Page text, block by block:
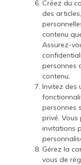
Créez du
des
contenu
Assurez-
personnes
contenu.
Invitez des
personnes
privé.
invitations
Gérez la
vous de